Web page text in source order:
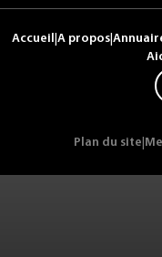
Accueil A propos
Plan du site